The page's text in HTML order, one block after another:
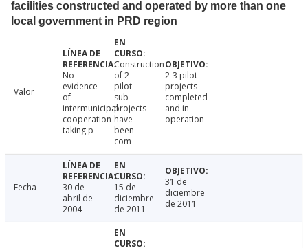
facilities constructed and operated by more than one
local government in PRD region
Valor
No
evidence
of
intermunicipal
cooperation
taking p
Construction
of 2
pilot
sub-
projects
have
been
com
2-3 pilot
projects
completed
and in
operation
Fecha
30 de
abril de
2004
15 de
diciembre
de 2011
31 de
diciembre
de 2011